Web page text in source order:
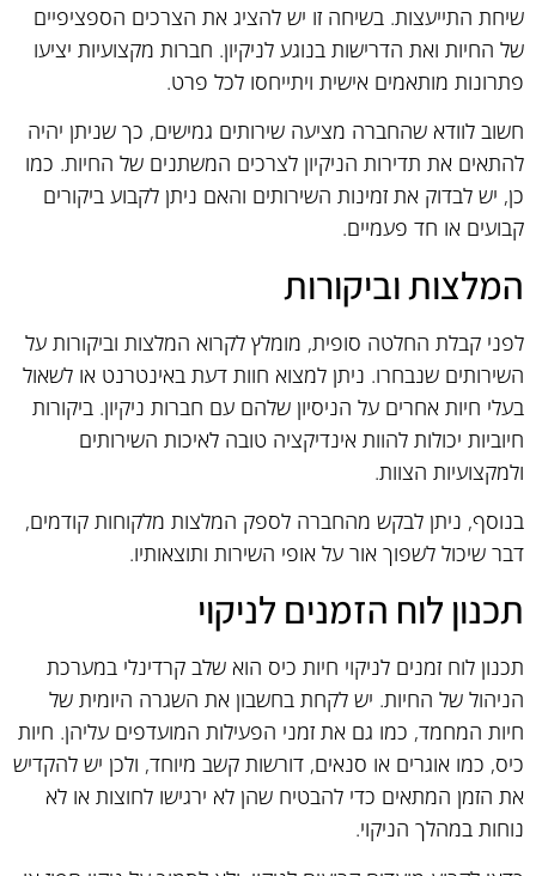
שיחת התייעצות. בשיחה זו יש להציג את הצרכים הספציפיים
של החיות ואת הדרישות בנוגע לניקיון. חברות מקצועיות יציעו
פתרונות מותאמים אישית ויתייחסו לכל פרט.
חשוב לוודא שהחברה מציעה שירותים גמישים, כך שניתן יהיה
להתאים את תדירות הניקיון לצרכים המשתנים של החיות. כמו
כן, יש לבדוק את זמינות השירותים והאם ניתן לקבוע ביקורים
קבועים או חד פעמיים.
המלצות וביקורות
לפני קבלת החלטה סופית, מומלץ לקרוא המלצות וביקורות על
השירותים שנבחרו. ניתן למצוא חוות דעת באינטרנט או לשאול
בעלי חיות אחרים על הניסיון שלהם עם חברות ניקיון. ביקורות
חיוביות יכולות להוות אינדיקציה טובה לאיכות השירותים
ולמקצועיות הצוות.
בנוסף, ניתן לבקש מהחברה לספק המלצות מלקוחות קודמים,
דבר שיכול לשפוך אור על אופי השירות ותוצאותיו.
תכנון לוח הזמנים לניקוי
תכנון לוח זמנים לניקוי חיות כיס הוא שלב קרדינלי במערכת
הניהול של החיות. יש לקחת בחשבון את השגרה היומית של
חיות המחמד, כמו גם את זמני הפעילות המועדפים עליהן. חיות
כיס, כמו אוגרים או סנאים, דורשות קשב מיוחד, ולכן יש להקדיש
את הזמן המתאים כדי להבטיח שהן לא ירגישו לחוצות או לא
נוחות במהלך הניקוי.